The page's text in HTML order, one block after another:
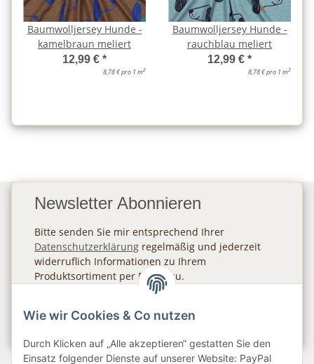
Baumwolljersey Hunde -
kamelbraun meliert
12,99 € *
8,78 € pro 1 m2
Baumwolljersey Hunde -
rauchblau meliert
12,99 € *
8,78 € pro 1 m2
Newsletter Abonnieren
Bitte senden Sie mir entsprechend Ihrer
Datenschutzerklärung regelmäßig und jederzeit
widerruflich Informationen zu Ihrem
Produktsortiment per E-Mail zu.
Wie wir Cookies & Co nutzen
Durch Klicken auf „Alle akzeptieren“ gestatten Sie den
Einsatz folgender Dienste auf unserer Website: PayPal